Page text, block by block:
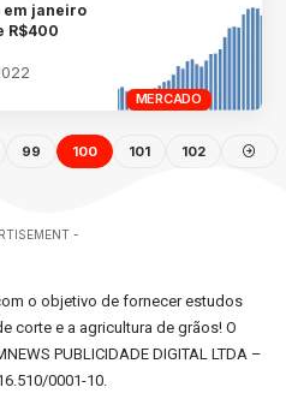
MERCADO
em janeiro
R$400
99 100 101 102
-
o objetivo de fornecer estudos
corte e a agricultura de grãos! O
PUBLICIDADE DIGITAL LTDA –
0001-10.